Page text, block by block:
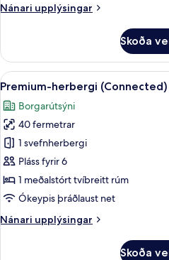
Nánari upplýsingar
Nánari
herbergi
með
tvíbreiðu
Skoða
Skoða
allar
myndir
fyrir
Premium-
herbergi
(Connected)
6
Premium-herbergi (Connected)
Borgarútsýni
40 fermetrar
1 svefnherbergi
Pláss fyrir 6
1 meðalstórt tvíbreitt rúm
Ókeypis þráðlaust net
Nánari upplýsingar
Nánari
Skoða